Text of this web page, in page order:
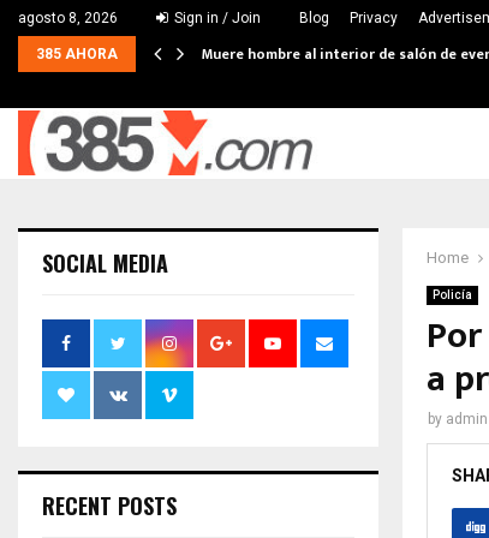
agosto 8, 2026 Sign in / Join Blog Privacy
385 AHORA Muere hombre al interior de salón de
Home
Policía
a
by admin
SOCIAL MEDIA
RECENT POSTS